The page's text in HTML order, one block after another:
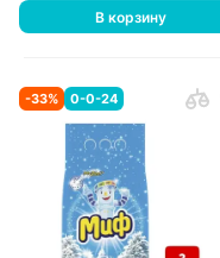
В корзину
-33% 0-0-24